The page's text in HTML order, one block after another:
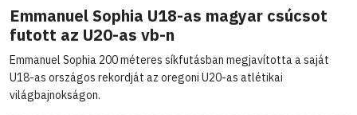
Emmanuel Sophia U18-as magyar csúcsot
futott az U20-as vb-n
Emmanuel Sophia 200 méteres síkfutásban megjavította a saját
U18-as országos rekordját az oregoni U20-as atlétikai
világbajnokságon.